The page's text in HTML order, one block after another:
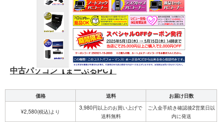
中古パソコン【まーぶるPC】
価格 送料 お届け日数
¥2,580(税込)より
3,980円以上のお買い上げで
送料無料
ご入金手続き確認後2営業日以
内に発送